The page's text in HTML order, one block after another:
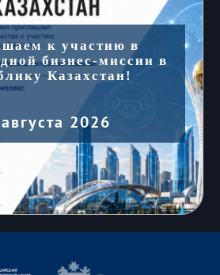
к участию в
бизнес-миссии в
Казахстан!
2026